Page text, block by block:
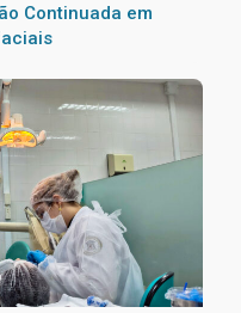
Continuada em